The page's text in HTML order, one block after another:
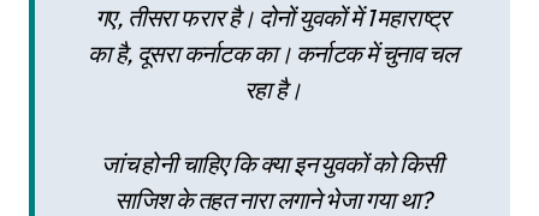
गए, तीसरा फरार है। दोनों युवकों में 1 महाराष्ट्र
का है, दूसरा कर्नाटक का। कर्नाटक में चुनाव चल
रहा है।
जांच होनी चाहिए कि क्या इन युवकों को किसी
साजिश के तहत नारा लगाने भेजा गया था?